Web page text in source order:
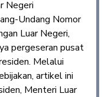
Negeri
Undang Nomor
Luar Negeri,
pergeseran pusat
Melalui
artikel ini
Menteri Luar